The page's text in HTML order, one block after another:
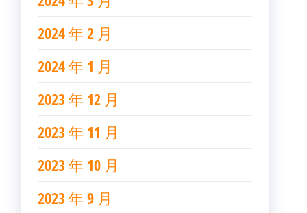
2024 年 2 月
2024 年 1 月
2023 年 12 月
2023 年 11 月
2023 年 10 月
2023 年 9 月